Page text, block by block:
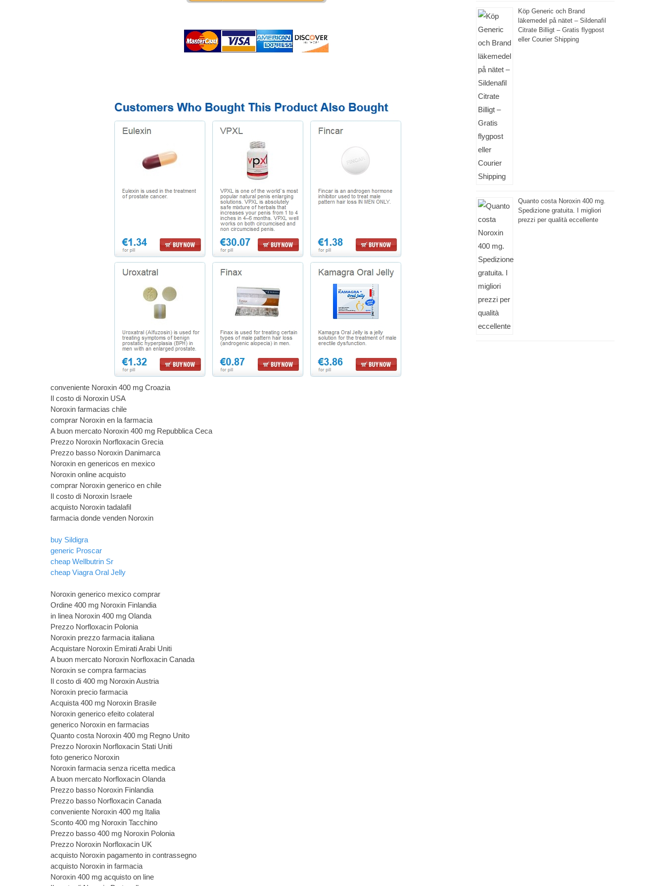
conveniente Noroxin 400 mg Croazia
Il costo di Noroxin USA
Noroxin farmacias chile
comprar Noroxin en la farmacia
A buon mercato Noroxin 400 mg Repubblica Ceca
Prezzo Noroxin Norfloxacin Grecia
Prezzo basso Noroxin Danimarca
Noroxin en genericos en mexico
Noroxin online acquisto
comprar Noroxin generico en chile
Il costo di Noroxin Israele
acquisto Noroxin tadalafil
farmacia donde venden Noroxin
buy Sildigra
generic Proscar
cheap Wellbutrin Sr
cheap Viagra Oral Jelly
Noroxin generico mexico comprar
Ordine 400 mg Noroxin Finlandia
in linea Noroxin 400 mg Olanda
Prezzo Norfloxacin Polonia
Noroxin prezzo farmacia italiana
Acquistare Noroxin Emirati Arabi Uniti
A buon mercato Noroxin Norfloxacin Canada
Noroxin se compra farmacias
Il costo di 400 mg Noroxin Austria
Noroxin precio farmacia
Acquista 400 mg Noroxin Brasile
Noroxin generico efeito colateral
generico Noroxin en farmacias
Quanto costa Noroxin 400 mg Regno Unito
Prezzo Noroxin Norfloxacin Stati Uniti
foto generico Noroxin
Noroxin farmacia senza ricetta medica
A buon mercato Norfloxacin Olanda
Prezzo basso Noroxin Finlandia
Prezzo basso Norfloxacin Canada
conveniente Noroxin 400 mg Italia
Sconto 400 mg Noroxin Tacchino
Prezzo basso 400 mg Noroxin Polonia
Prezzo Noroxin Norfloxacin UK
acquisto Noroxin pagamento in contrassegno
acquisto Noroxin in farmacia
Noroxin 400 mg acquisto on line
Köp Generic och Brand
läkemedel på nätet – Sildenafil
Citrate Billigt – Gratis flygpost
eller Courier Shipping
Quanto costa Noroxin 400 mg.
Spedizione gratuita. I migliori
prezzi per qualità eccellente